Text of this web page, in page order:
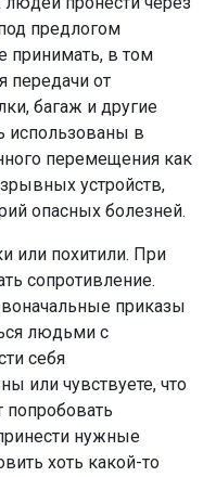
предлогом
принимать, в том
передачи от
багаж и другие
использованы в
перемещения как
устройств,
опасных болезней.
или похитили. При
сопротивление.
приказы
людьми с
себя
или чувствуете, что
нужные
хоть какой-то